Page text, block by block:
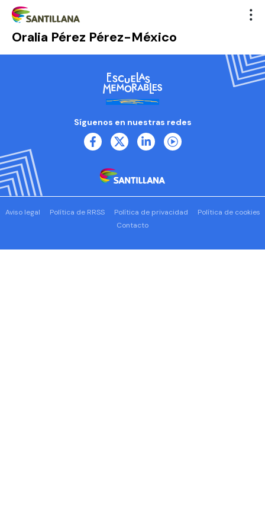
Oralia Pérez Pérez-México
Síguenos en nuestras redes
Aviso legal Política de RRSS Política de privacidad
Política de cookies
Contacto